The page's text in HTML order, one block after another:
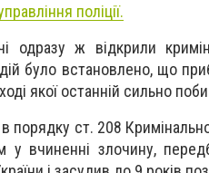
поліції.
одразу ж відкрили
було встановлено, що
якої останній сильно
порядку ст. 208
у вчиненні злочину,